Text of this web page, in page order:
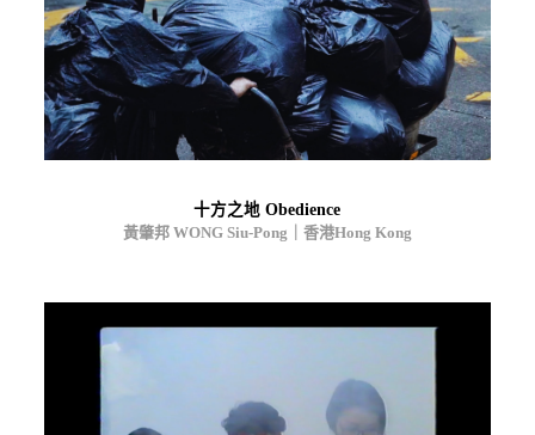
十方之地 Obedience
黃肇邦 WONG Siu-Pong｜香港Hong Kong